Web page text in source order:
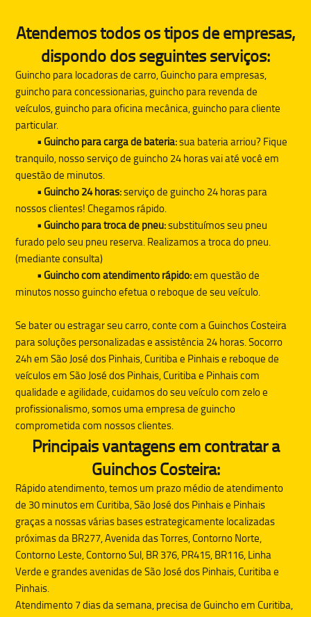
Atendemos todos os tipos de empresas,
dispondo dos seguintes serviços:
Guincho para locadoras de carro, Guincho para empresas,
guincho para concessionarias, guincho para revenda de
veículos, guincho para oficina mecânica, guincho para cliente
particular.
• Guincho para carga de bateria:sua bateria arriou? Fique
tranquilo, nosso serviço de guincho 24 horas vai até você em
questão de minutos.
• Guincho 24 horas:serviço de guincho 24 horas para
nossos clientes! Chegamos rápido.
• Guincho para troca de pneu:substituímos seu pneu
furado pelo seu pneu reserva. Realizamos a troca do pneu.
(mediante consulta)
• Guincho com atendimento rápido:em questão de
minutos nosso guincho efetua o reboque de seu veículo.
Se bater ou estragar seu carro, conte com aGuinchos Costeira
para soluções personalizadas e assistência 24 horas. Socorro
24h em São José dos Pinhais, Curitiba e Pinhais e reboque de
veículos em São José dos Pinhais, Curitiba e Pinhais com
qualidade e agilidade, cuidamos do seu veículo com zelo e
profissionalismo, somos uma empresa de guincho
comprometida com nossos clientes.
Principais vantagens em contratar a
Guinchos Costeira:
Rápido atendimento, temos um prazo médio de atendimento
de 30 minutos em Curitiba, São José dos Pinhais e Pinhais
graças a nossas várias bases estrategicamente localizadas
próximas da BR277, Avenida das Torres, Contorno Norte,
Contorno Leste, Contorno Sul, BR 376, PR415, BR116, Linha
Verde e grandes avenidas de São José dos Pinhais, Curitiba e
Pinhais.
Atendimento 7 dias da semana, precisa deGuinchoem Curitiba,